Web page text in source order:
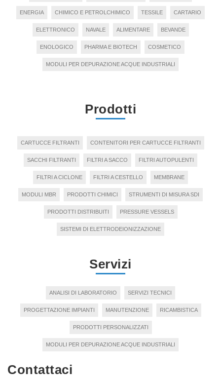
ENERGIA CHIMICO E PETROLCHIMICO TESSILE CARTARIO
ELETTRONICO NAVALE ALIMENTARE BEVANDE
ENOLOGICO PHARMA E BIOTECH COSMETICO
MODULI PER DEPURAZIONE ACQUE INDUSTRIALI
Prodotti
CARTUCCE FILTRANTI CONTENITORI PER CARTUCCE FILTRANTI
SACCHI FILTRANTI FILTRI A SACCO FILTRI AUTOPULENTI
FILTRI A CICLONE FILTRI A CESTELLO MEMBRANE
MODULI MBR PRODOTTI CHIMICI STRUMENTI DI MISURA SDI
PRODOTTI DISTRIBUITI PRESSURE VESSELS
SISTEMI DI ELETTRODEIONIZZAZIONE
Servizi
ANALISI DI LABORATORIO SERVIZI TECNICI
PROGETTAZIONE IMPIANTI MANUTENZIONE RICAMBISTICA
PRODOTTI PERSONALIZZATI
MODULI PER DEPURAZIONE ACQUE INDUSTRIALI
Contattaci